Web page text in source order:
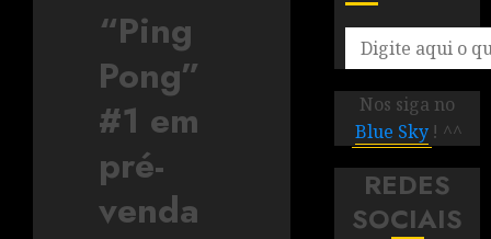
“Ping
Pong”
#1 em
pré-
venda
Nos siga no
Blue Sky ! ^^
REDES
SOCIAIS